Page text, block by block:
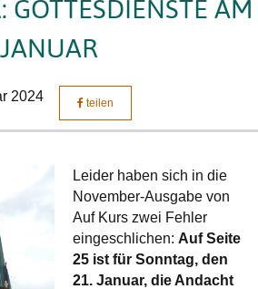
GOTTESDIENSTE AM
2024 teilen
Leider haben sich in die
November-Ausgabe von
Auf Kurs zwei Fehler
eingeschlichen: Auf Seite
25 ist für Sonntag, den
21. Januar, die Andacht